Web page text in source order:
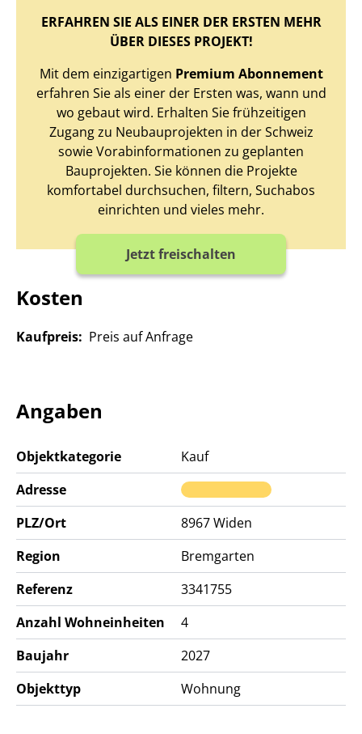
ERFAHREN SIE ALS EINER DER ERSTEN MEHR
ÜBER DIESES PROJEKT!
Mit dem einzigartigen Premium Abonnement
erfahren Sie als einer der Ersten was, wann und
wo gebaut wird. Erhalten Sie frühzeitigen
Zugang zu Neubauprojekten in der Schweiz
sowie Vorabinformationen zu geplanten
Bauprojekten. Sie können die Projekte
komfortabel durchsuchen, filtern, Suchabos
einrichten und vieles mehr.
Jetzt freischalten
Kosten
Kaufpreis: Preis auf Anfrage
Angaben
Objektkategorie
Kauf
Adresse
PLZ/Ort
8967Widen
Region
Bremgarten
Referenz
3341755
Anzahl Wohneinheiten
4
Baujahr
2027
Objekttyp
Wohnung